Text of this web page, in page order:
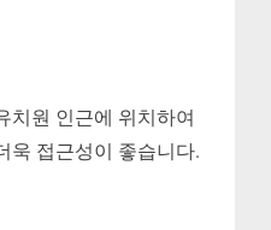
치원 인근에 위치하여
욱 접근성이 좋습니다.